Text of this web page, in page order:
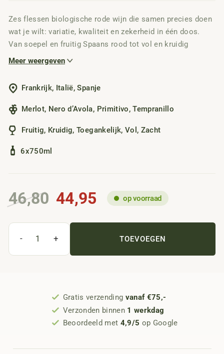
Zes flessen biologische rode wijn die samen precies doen
wat je wilt: variatie, kwaliteit en zekerheid in één doos.
Van soepel en fruitig Spaans rood tot vol en kruidig
Italiaans karakter, elke fles is zorgvuldig geselecteerd en
overbodig en zorgt dat er altijd een goede biologische rode
wijn open kan.
Meer weergeven
Frankrijk, Italië,Spanje
Merlot, Nero d’Avola, Primitivo,Tempranillo
Fruitig, Kruidig,Toegankelijk, Vol , Zacht
6x750ml
46,80 Oorspronkelijke
prijs
was:
46,80.
44,95 Huidige
is:
44,95.
op voorraad
- + TOEVOEGEN
Gratis verzending vanaf €75,-
Verzonden binnen 1 werkdag
Beoordeeld met 4,9/5 op Google